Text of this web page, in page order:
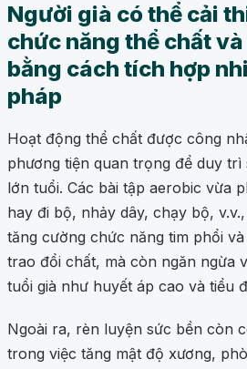
Người già có thể cải
chức năng thể chất
bằng cách tích hợp
pháp
Hoạt động thể chất được công
phương tiện quan trọng để duy
lớn tuổi. Các bài tập aerobic vừa
hay đi bộ, nhảy dây, chạy bộ,
tăng cường chức năng tim phổi
trao đổi chất, mà còn ngăn ngừa
tuổi già như huyết áp cao và tiểu
Ngoài ra, rèn luyện sức bền còn
trong việc tăng mật độ xương,